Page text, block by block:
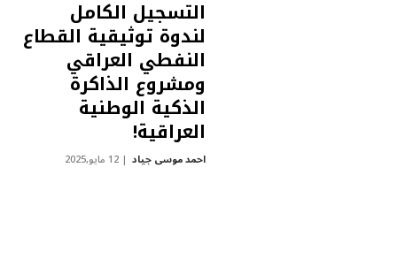
التسجيل الكامل
لندوة توثيقية القطاع
النفطي العراقي
ومشروع الذاكرة
الذكية الوطنية
العراقية!
احمد موسى جياد 12 مايو,2025